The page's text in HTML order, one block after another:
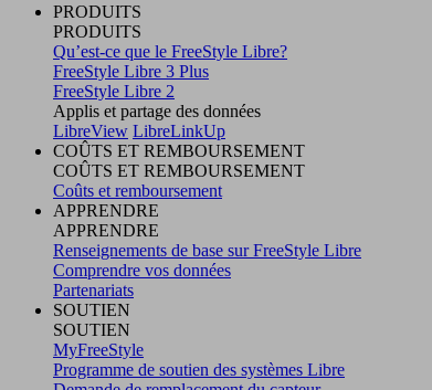
PRODUITS
PRODUITS
Qu’est-ce que le FreeStyle Libre?
FreeStyle Libre 3 Plus
FreeStyle Libre 2
Applis et partage des données
LibreView LibreLinkUp
COÛTS ET REMBOURSEMENT
COÛTS ET REMBOURSEMENT
Coûts et remboursement
APPRENDRE
APPRENDRE
Renseignements de base sur FreeStyle Libre
Comprendre vos données
Partenariats
SOUTIEN
SOUTIEN
MyFreeStyle
Programme de soutien des systèmes Libre